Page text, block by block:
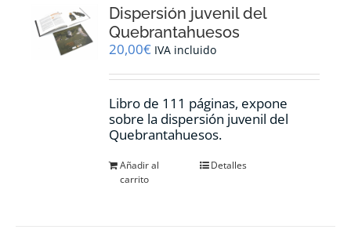
Dispersión juvenil del
Quebrantahuesos
20,00€ IVA incluido
Libro de 111 páginas, expone
sobre la dispersión juvenil del
Quebrantahuesos.
Añadir al
carrito
Detalles